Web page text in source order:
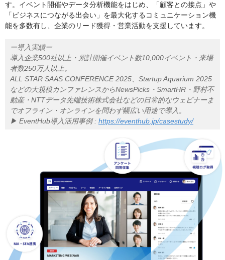
す。イベント開催やデータ分析機能をはじめ、「顧客との接点」や
「ビジネスにつながる出会い」を最大化するコミュニケーション機
能を多数有し、企業のリード獲得・営業活動を支援しています。
ー導入実績ー
導入企業500社以上・累計開催イベント数10,000イベント・来場
者数250万人以上。
ALL STAR SAAS CONFERENCE 2025、Startup Aquarium 2025
などの大規模カンファレンスからNewsPicks・SmartHR・野村不
動産・NTTデータ先端技術株式会社などの日常的なウェビナーま
でオフライン・オンラインを問わず幅広い用途で導入。
▶︎ EventHub導入活用事例 : https://eventhub.jp/casestudy/